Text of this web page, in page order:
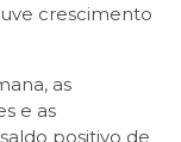
crescimento
as
e as
positivo de